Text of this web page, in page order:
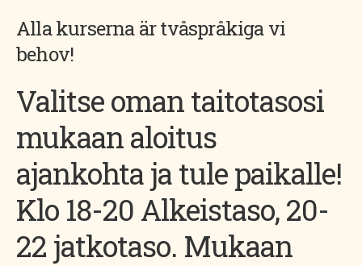
Alla kurserna är tvåspråkiga vi
behov!
Valitse oman taitotasosi
mukaan aloitus
ajankohta ja tule paikalle!
Klo 18-20 Alkeistaso, 20-
22 jatkotaso. Mukaan